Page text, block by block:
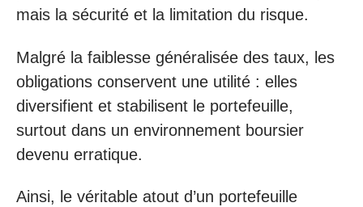
mais la sécurité et la limitation du risque.
Malgré la faiblesse généralisée des taux, les
obligations conservent une utilité : elles
diversifient et stabilisent le portefeuille,
surtout dans un environnement boursier
devenu erratique.
Ainsi, le véritable atout d’un portefeuille